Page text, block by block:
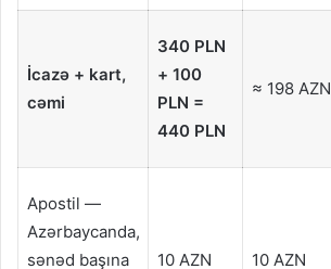
İcazə + kart,
cəmi
340 PLN
+ 100
PLN =
440 PLN
≈ 198 AZN
Apostil —
Azərbaycanda,
sənəd başına
10 AZN 10 AZN